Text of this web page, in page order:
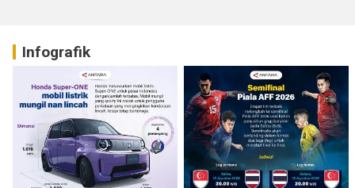
Infografik